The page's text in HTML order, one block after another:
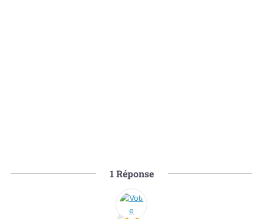
1Réponse